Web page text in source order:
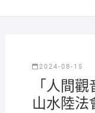
2024-08-15
「人間
山水陸法